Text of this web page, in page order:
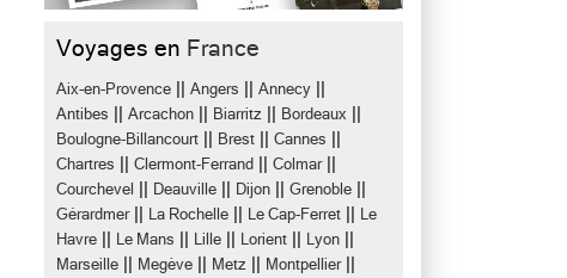
Voyages en France
Aix-en-Provence Angers Annecy
Antibes Arcachon Biarritz Bordeaux
Boulogne-Billancourt Brest Cannes
Chartres Clermont-Ferrand Colmar||
Courchevel Deauville Dijon Grenoble
Gérardmer|| La Rochelle Le Cap-Ferret
Le
Havre
Le Mans Lille Lorient Lyon
Marseille Megève Metz Montpellier||